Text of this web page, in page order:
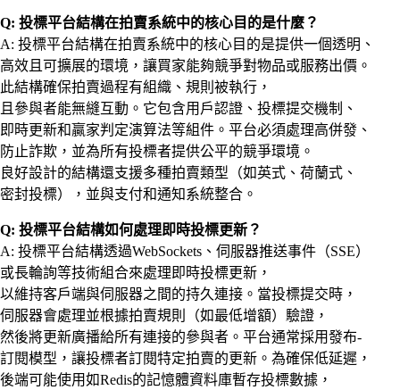
Q: 投標平台結構在拍賣系統中的核心目的是什麼？
A: 投標平台結構在拍賣系統中的核心目的是提供一個透明、
高效且可擴展的環境，讓買家能夠競爭對物品或服務出價。
此結構確保拍賣過程有組織、規則被執行，
且參與者能無縫互動。它包含用戶認證、投標提交機制、
即時更新和贏家判定演算法等組件。平台必須處理高併發、
防止詐欺，並為所有投標者提供公平的競爭環境。
良好設計的結構還支援多種拍賣類型（如英式、荷蘭式、
密封投標），並與支付和通知系統整合。
Q: 投標平台結構如何處理即時投標更新？
A: 投標平台結構透過WebSockets、伺服器推送事件（SSE）
或長輪詢等技術組合來處理即時投標更新，
以維持客戶端與伺服器之間的持久連接。當投標提交時，
伺服器會處理並根據拍賣規則（如最低增額）驗證，
然後將更新廣播給所有連接的參與者。平台通常採用發布-
訂閱模型，讓投標者訂閱特定拍賣的更新。為確保低延遲，
後端可能使用如Redis的記憶體資料庫暫存投標數據，